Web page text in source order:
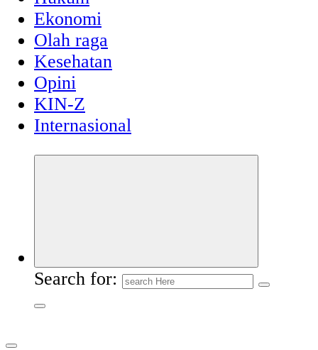
Ekonomi
Olah raga
Kesehatan
Opini
KIN-Z
Internasional
Search for: